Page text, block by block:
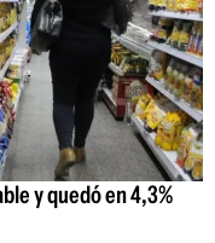
y quedó en 4,3%